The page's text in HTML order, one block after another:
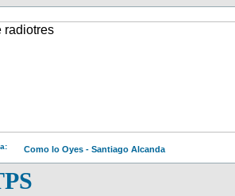
Como lo Oyes - Santiago Alcanda